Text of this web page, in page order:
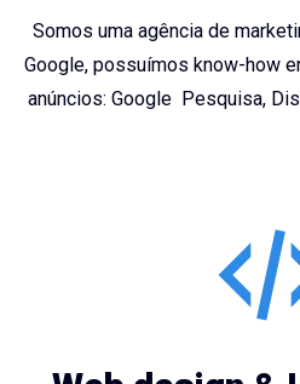
Somos uma agência de
Google, possuímos know-how
anúncios: Google Pesquisa,